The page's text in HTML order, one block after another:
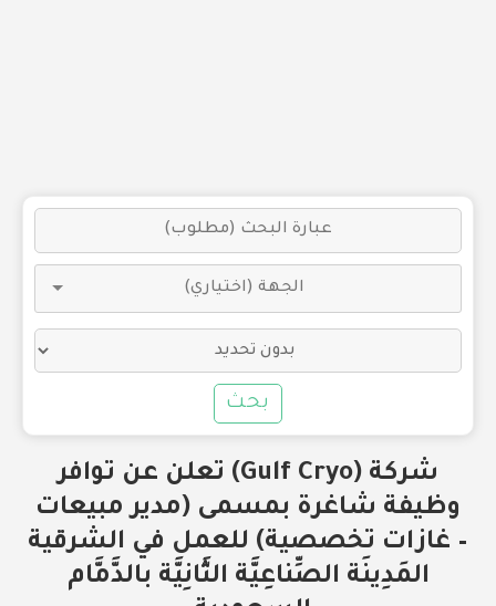
بحث
شركة (Gulf Cryo) تعلن عن توافر
وظيفة شاغرة بمسمى (مدير مبيعات
– غازات تخصصية) للعمل في الشرقية
المَدِينَة الصِّناعِيَّة الثَّانِيَّة بالدَّمَّام